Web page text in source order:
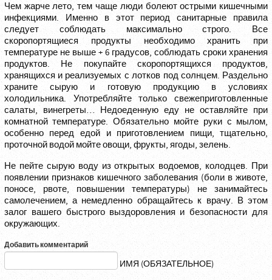
Чем жарче лето, тем чаще люди болеют острыми кишечными
инфекциями. Именно в этот период санитарные правила
следует соблюдать максимально строго. Все
скоропортящиеся продукты необходимо хранить при
температуре не выше + 6 градусов, соблюдать сроки хранения
продуктов. Не покупайте скоропортящихся продуктов,
хранящихся и реализуемых с лотков под солнцем. Раздельно
храните сырую и готовую продукцию в условиях
холодильника. Употребляйте только свежеприготовленные
салаты, винегреты… Недоеденную еду не оставляйте при
комнатной температуре. Обязательно мойте руки с мылом,
особенно перед едой и приготовлением пищи, тщательно,
проточной водой мойте овощи, фрукты, ягоды, зелень.
Не пейте сырую воду из открытых водоемов, колодцев. При
появлении признаков кишечного заболевания (боли в животе,
поносе, рвоте, повышении температуры) не занимайтесь
самолечением, а немедленно обращайтесь к врачу. В этом
залог вашего быстрого выздоровления и безопасности для
окружающих.
Добавить комментарий
ИМЯ (ОБЯЗАТЕЛЬНОЕ)